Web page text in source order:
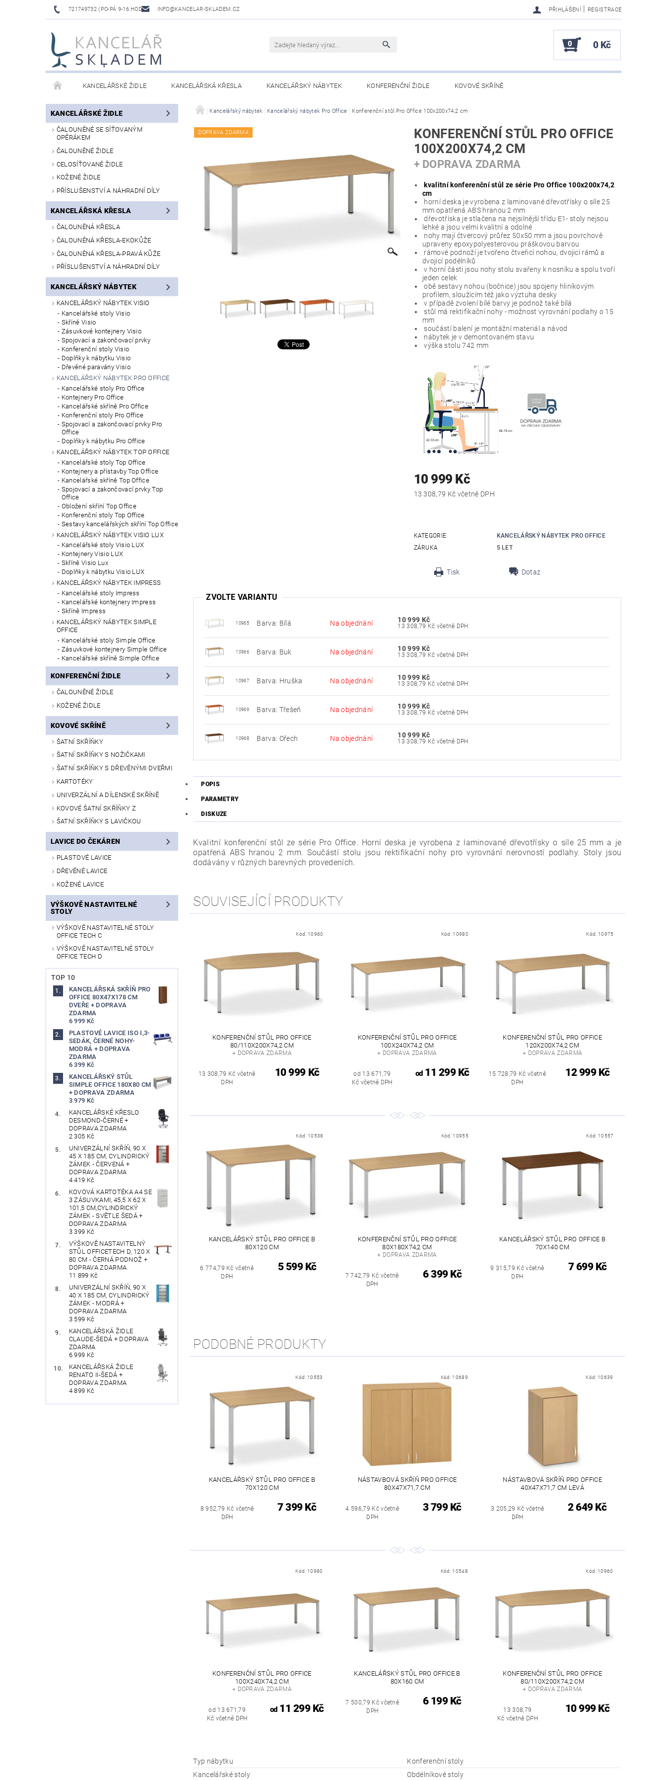
721749732 (PO-PÁ 9-16 HOD) INFO@KANCELAR-SKLADEM.CZ PŘIHLÁŠENÍ | REGISTRACE
0 0 Kč
KANCELÁŘSKÉ ŽIDLE KANCELÁŘSKÁ KŘESLA KANCELÁŘSKÝ NÁBYTEK KONFERENČNÍ ŽIDLE KOVOVÉ SKŘÍNĚ
LAVICE DO ČEKÁREN VÝŠKOVĚ NASTAVITELNÉ STOLY OBCHODNÍ PODMÍNKY KONTAKTY
KANCELÁŘSKÉ ŽIDLE
ČALOUNĚNÉ SE SÍŤOVANÝM
OPĚRÁKEM
ČALOUNĚNÉ ŽIDLE
CELOSÍŤOVANÉ ŽIDLE
KOŽENÉ ŽIDLE
PŘÍSLUŠENSTVÍ A NÁHRADNÍ DÍLY
KANCELÁŘSKÁ KŘESLA
ČALOUNĚNÁ KŘESLA
ČALOUNĚNÁ KŘESLA-EKOKŮŽE
ČALOUNĚNÁ KŘESLA-PRAVÁ KŮŽE
PŘÍSLUŠENSTVÍ A NÁHRADNÍ DÍLY
KANCELÁŘSKÝ NÁBYTEK
KANCELÁŘSKÝ NÁBYTEK VISIO
Kancelářské stoly Visio
Skříně Visio
Zásuvkové kontejnery Visio
Spojovací a zakončovací prvky
Konferenční stoly Visio
Doplňky k nábytku Visio
Dřevěné paravány Visio
KANCELÁŘSKÝ NÁBYTEK PRO OFFICE
Kancelářské stoly Pro Office
Kontejnery Pro Office
Kancelářské skříně Pro Office
Konferenční stoly Pro Office
Spojovací a zakončovací prvky Pro
Office
Doplňky k nábytku Pro Office
KANCELÁŘSKÝ NÁBYTEK TOP OFFICE
Kancelářské stoly Top Office
Kontejnery a přístavby Top Office
Kancelářské skříně Top Office
Spojovací a zakončovací prvky Top
Office
Obložení skříní Top Office
Konferenční stoly Top Office
Sestavy kancelářských skříní Top Office
KANCELÁŘSKÝ NÁBYTEK VISIO LUX
Kancelářské stoly Visio LUX
Kontejnery Visio LUX
Skříně Visio Lux
Doplňky k nábytku Visio LUX
KANCELÁŘSKÝ NÁBYTEK IMPRESS
Kancelářské stoly Impress
Kancelářské kontejnery Impress
Skříně Impress
KANCELÁŘSKÝ NÁBYTEK SIMPLE
OFFICE
Kancelářské stoly Simple Office
Zásuvkové kontejnery Simple Office
Kancelářské skříně Simple Office
KONFERENČNÍ ŽIDLE
ČALOUNĚNÉ ŽIDLE
KOŽENÉ ŽIDLE
KOVOVÉ SKŘÍNĚ
ŠATNÍ SKŘÍŇKY
ŠATNÍ SKŘÍŇKY S NOŽIČKAMI
ŠATNÍ SKŘÍŇKY S DŘEVĚNÝMI DVEŘMI
KARTOTÉKY
UNIVERZÁLNÍ A DÍLENSKÉ SKŘÍNĚ
KOVOVÉ ŠATNÍ SKŘÍŇKY Z
ŠATNÍ SKŘÍŇKY S LAVIČKOU
LAVICE DO ČEKÁREN
PLASTOVÉ LAVICE
DŘEVĚNÉ LAVICE
KOŽENÉ LAVICE
VÝŠKOVĚ NASTAVITELNÉ
STOLY
VÝŠKOVĚ NASTAVITELNÉ STOLY
OFFICE TECH C
VÝŠKOVĚ NASTAVITELNÉ STOLY
OFFICE TECH D
TOP 10
KANCELÁŘSKÁ SKŘÍŇ PRO
OFFICE 80X47X178 CM
DVEŘE + DOPRAVA
ZDARMA
6 999 Kč
PLASTOVÉ LAVICE ISO I,3-
SEDÁK, ČERNÉ NOHY-
MODRÁ + DOPRAVA
ZDARMA
6 399 Kč
KANCELÁŘSKÝ STŮL
SIMPLE OFFICE 180X80 CM
+ DOPRAVA ZDARMA
3 979 Kč
KANCELÁŘSKÉ KŘESLO
DESMOND-ČERNÉ +
DOPRAVA ZDARMA
2 305 Kč
UNIVERZÁLNÍ SKŘÍŇ, 90 X
45 X 185 CM, CYLINDRICKÝ
ZÁMEK - ČERVENÁ +
DOPRAVA ZDARMA
4 419 Kč
KOVOVÁ KARTOTÉKA A4 SE
3 ZÁSUVKAMI, 45,5 X 62 X
101,5 CM,CYLINDRICKÝ
ZÁMEK - SVĚTLE ŠEDÁ +
DOPRAVA ZDARMA
3 399 Kč
VÝŠKOVĚ NASTAVITELNÝ
STŮL OFFICETECH D, 120 X
80 CM - ČERNÁ PODNOŽ +
DOPRAVA ZDARMA
11 899 Kč
UNIVERZÁLNÍ SKŘÍŇ, 90 X
40 X 185 CM, CYLINDRICKÝ
ZÁMEK - MODRÁ +
DOPRAVA ZDARMA
3 599 Kč
KANCELÁŘSKÁ ŽIDLE
CLAUDE-ŠEDÁ + DOPRAVA
ZDARMA
6 999 Kč
KANCELÁŘSKÁ ŽIDLE
RENATO II-ŠEDÁ +
DOPRAVA ZDARMA
4 899 Kč
Kancelářský nábytek Kancelářský nábytek Pro Office Konferenční stůl Pro Office 100x200x74,2 cm
DOPRAVA ZDARMA
KONFERENČNÍ STŮL PRO OFFICE
100X200X74,2 CM
+ DOPRAVA ZDARMA
kvalitní konferenční stůl ze série Pro Office 100x200x74,2
cm
horní deska je vyrobena z laminované dřevotřísky o síle 25
mm opatřená ABS hranou 2 mm
dřevotříska je stlačena na nejsilnější třídu E1- stoly nejsou
lehké a jsou velmi kvalitní a odolné
nohy mají čtvercový průřez 50x50 mm a jsou povrchově
upraveny epoxypolyesterovou práškovou barvou
rámové podnoží je tvořeno čtveřicí nohou, dvojicí rámů a
dvojicí podélníků
v horní části jsou nohy stolu svařeny k nosníku a spolu tvoří
jeden celek
obě sestavy nohou (bočnice) jsou spojeny hliníkovým
profilem, sloužícím též jako výztuha desky
v případě zvolení bílé barvy je podnož také bílá
stůl má rektifikační nohy - možnost vyrovnání podlahy o 15
mm
součástí balení je montážní materiál a návod
nábytek je v demontovaném stavu
výška stolu 742 mm
10 999 Kč
13 308,79 Kč včetně DPH
KATEGORIE
KANCELÁŘSKÝ NÁBYTEK PRO OFFICE
ZÁRUKA
5 LET
Tisk Dotaz
ZVOLTE VARIANTU
10965 Barva: Bílá Na objednání 10 999 Kč
13 308,79 Kč včetně DPH
10966 Barva: Buk Na objednání 10 999 Kč
13 308,79 Kč včetně DPH
10967 Barva: Hruška Na objednání 10 999 Kč
13 308,79 Kč včetně DPH
10969 Barva: Třešeň Na objednání 10 999 Kč
13 308,79 Kč včetně DPH
10968 Barva: Ořech Na objednání 10 999 Kč
13 308,79 Kč včetně DPH
POPIS
PARAMETRY
DISKUZE
Kvalitní konferenční stůl ze série Pro Office. Horní deska je vyrobena z laminované dřevotřísky o síle 25 mm a je
opatřená ABS hranou 2 mm. Součástí stolu jsou rektifikační nohy pro vyrovnání nerovností podlahy. Stoly jsou
dodávány v různých barevných provedeních.
SOUVISEJÍCÍ PRODUKTY
Kód: 10960
KONFERENČNÍ STŮL PRO OFFICE
80/110X200X74,2 CM
+ DOPRAVA ZDARMA
13 308,79 Kč včetně
DPH
10 999 Kč
Kód: 10980
KONFERENČNÍ STŮL PRO OFFICE
100X240X74,2 CM
+ DOPRAVA ZDARMA
od 13 671,79
Kč včetně DPH
od11 299 Kč
Kód: 10975
KONFERENČNÍ STŮL PRO OFFICE
120X200X74,2 CM
+ DOPRAVA ZDARMA
15 728,79 Kč včetně
DPH
12 999 Kč
Kód: 10538
KANCELÁŘSKÝ STŮL PRO OFFICE B
80X120 CM
6 774,79 Kč včetně
DPH
5 599 Kč
Kód: 10955
KONFERENČNÍ STŮL PRO OFFICE
80X180X74,2 CM
+ DOPRAVA ZDARMA
7 742,79 Kč včetně
DPH
6 399 Kč
Kód: 10557
KANCELÁŘSKÝ STŮL PRO OFFICE B
70X140 CM
9 315,79 Kč včetně
DPH
7 699 Kč
PODOBNÉ PRODUKTY
Kód: 10553
KANCELÁŘSKÝ STŮL PRO OFFICE B
70X120 CM
8 952,79 Kč včetně
DPH
7 399 Kč
Kód: 10689
NÁSTAVBOVÁ SKŘÍŇ PRO OFFICE
80X47X71,7 CM
4 596,79 Kč včetně
DPH
3 799 Kč
Kód: 10639
NÁSTAVBOVÁ SKŘÍŇ PRO OFFICE
40X47X71,7 CM LEVÁ
3 205,29 Kč včetně
DPH
2 649 Kč
Kód: 10980
KONFERENČNÍ STŮL PRO OFFICE
100X240X74,2 CM
+ DOPRAVA ZDARMA
od 13 671,79
Kč včetně DPH
od11 299 Kč
Kód: 10548
KANCELÁŘSKÝ STŮL PRO OFFICE B
80X160 CM
7 500,79 Kč včetně
DPH
6 199 Kč
Kód: 10960
KONFERENČNÍ STŮL PRO OFFICE
80/110X200X74,2 CM
+ DOPRAVA ZDARMA
13 308,79
Kč včetně DPH
10 999 Kč
Typ nábytku
Konferenční stoly
Kancelářské stoly
Obdélníkové stoly